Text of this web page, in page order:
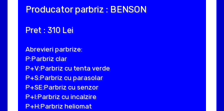
Producator parbriz : BENSON
Pret : 310 Lei
Abrevieri parbrize:
P:Parbriz clar
P+V:Parbriz cu tenta verde
P+S:Parbriz cu parasolar
P+SE:Parbriz cu senzor
P+I:Parbriz cu incalzire
P+H:Parbriz heliomat